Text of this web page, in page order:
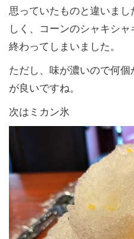
思っていたものと違いま
しく、コーンのシャキシ
終わってしまいました。
ただし、味が濃いので何
が良いですね。
次はミカン氷